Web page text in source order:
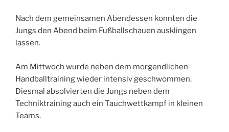
Nach dem gemeinsamen Abendessen konnten die
Jungs den Abend beim Fußballschauen ausklingen
lassen.
Am Mittwoch wurde neben dem morgendlichen
Handballtraining wieder intensiv geschwommen.
Diesmal absolvierten die Jungs neben dem
Techniktraining auch ein Tauchwettkampf in kleinen
Teams.